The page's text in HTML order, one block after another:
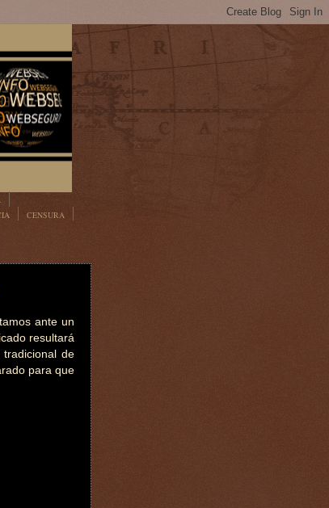
CENSURA
ante un
resultará
de
para que